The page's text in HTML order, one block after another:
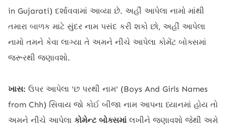
in Gujarati) દર્શાવવામાં આવ્યા છે. અહીં આપેલા નામો માંથી
તમારા બાળક માટે સુંદર નામ પસંદ કરી શકો છો, અહીં આપેલા
નામો તમને કેવા લાગ્યા તે અમને નીચે આપેલા કોમેંટ બોક્સમાં
જરૂરથી જણાવશો.
ખાસ: ઉપર આપેલા 'છ પરથી નામ' (Boys And Girls Names
from Chh) સિવાય જો કોઈ બીજા નામ આપના ધ્યાનમાં હોય તો
અમને નીચે આપેલા કોમેન્ટ બોક્સમાં લખીને જણાવશો જેથી અમે